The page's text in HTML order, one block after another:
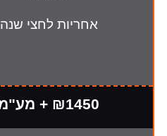
אחריות לחצי שנה
₪1450 + מע"מ